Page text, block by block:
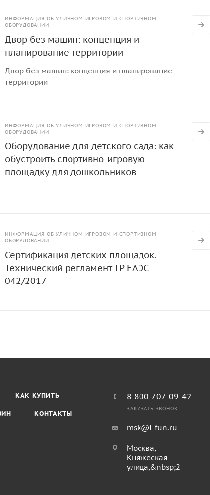
ИНФОРМАЦИЯ ОБ УЛИЧНОМ ИГРОВОМ И СПОРТИВНОМ
ОБОРУДОВАНИИ
Двор без машин: концепция и
планирование территории
Двор без машин: концепция и планирование
территории
ИНФОРМАЦИЯ ОБ УЛИЧНОМ ИГРОВОМ И СПОРТИВНОМ
ОБОРУДОВАНИИ
Оборудование для детского сада: как
обустроить спортивно-игровую
площадку для дошкольников
ИНФОРМАЦИЯ ОБ УЛИЧНОМ ИГРОВОМ И СПОРТИВНОМ
ОБОРУДОВАНИИ
Сертификация детских площадок.
Технический регламент ТР ЕАЭС
042/2017
КАК КУПИТЬ
КОНТАКТЫ
8 800 707-09-42
ЗАКАЗАТЬ ЗВОНОК
msk@i-fun.ru
Москва,
Княжеская
улица,&nbsp;2